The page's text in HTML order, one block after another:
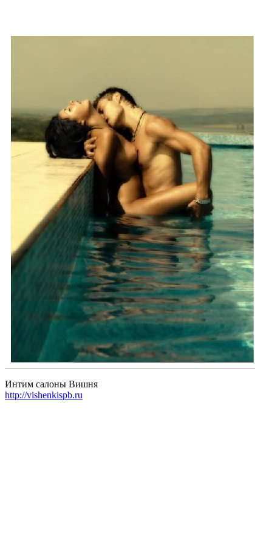
Интим салоны Вишня
http://vishenkispb.ru